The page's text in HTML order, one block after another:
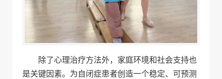
除了心理治疗方法外，家庭环境和社会支持也
是关键因素。为自闭症患者创造一个稳定、可预测